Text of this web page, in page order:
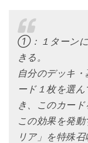
①：１ターンに
きる。
自分のデッキ
ード１枚を選
き、このカー
この効果を発
リア」を特殊召